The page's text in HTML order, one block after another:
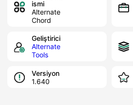
ismi
Alternate
Chord
Geliştirici
Alternate
Tools
Versiyon
1.640